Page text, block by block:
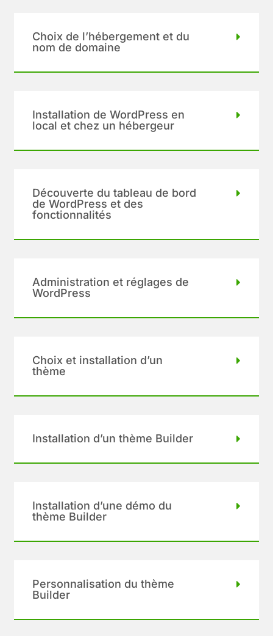
Choix de l’hébergement et du
nom de domaine
Installation de WordPress en
local et chez un hébergeur
Découverte du tableau de bord
de WordPress et des
fonctionnalités
Administration et réglages de
WordPress
Choix et installation d’un
thème
Installation d’un thème Builder
Installation d’une démo du
thème Builder
Personnalisation du thème
Builder